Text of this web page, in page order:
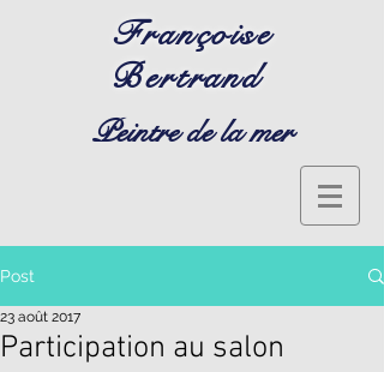
Françoise
Bertrand
Peintre de la mer
Post
Participation au salon
23 août 2017